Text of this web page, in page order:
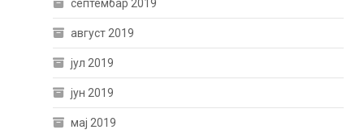
септембар 2019
август 2019
јул 2019
јун 2019
мај 2019